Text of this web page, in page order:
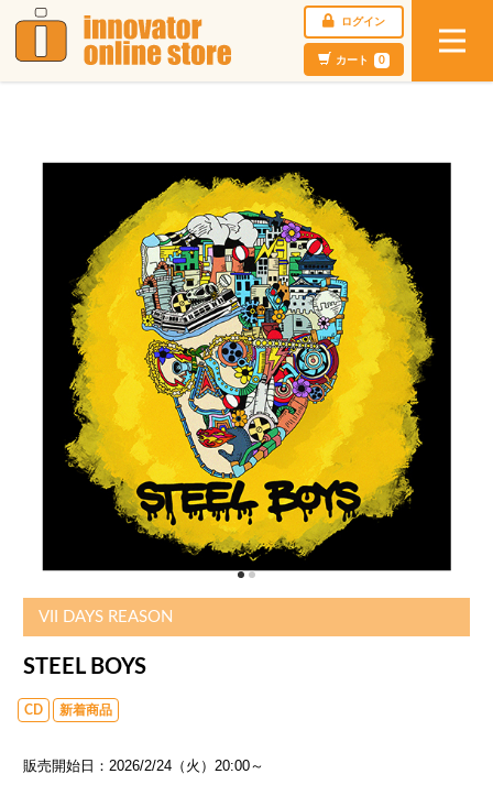
ログイン
カート 0
VII DAYS REASON
STEEL BOYS
CD 新着商品
販売開始日：2026/2/24（火）20:00～